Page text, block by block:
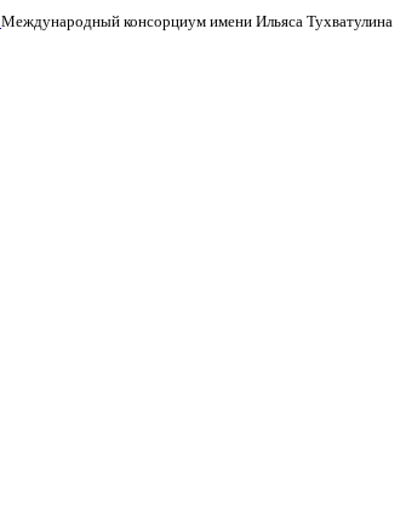
Международный консорциум имени Ильяса Тухватулина